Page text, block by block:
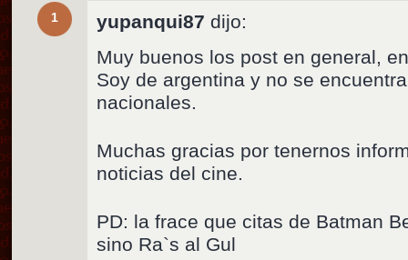
1 yupanqui87 dijo:
Muy buenos los post en general,
Soy de argentina y no se
nacionales.
Muchas gracias por tenernos
noticias del cine.
PD: la frace que citas de Batman
sino Ra`s al Gul